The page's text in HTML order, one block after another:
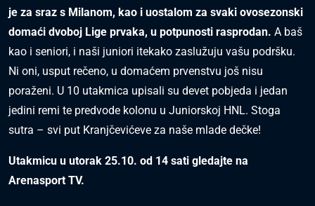
je za sraz s Milanom, kao i uostalom za svaki ovosezonski
domaći dvoboj Lige prvaka, u potpunosti rasprodan. A baš
kao i seniori, i naši juniori itekako zaslužuju vašu podršku.
Ni oni, usput rečeno, u domaćem prvenstvu još nisu
poraženi. U 10 utakmica upisali su devet pobjeda i jedan
jedini remi te predvode kolonu u Juniorskoj HNL. Stoga
sutra – svi put Kranjčevićeve za naše mlade dečke!
Utakmicu u utorak 25.10. od 14 sati gledajte na
Arenasport TV.